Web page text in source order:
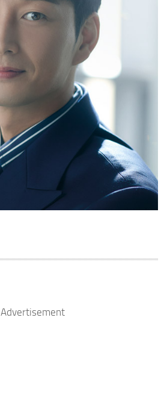
Advertisement